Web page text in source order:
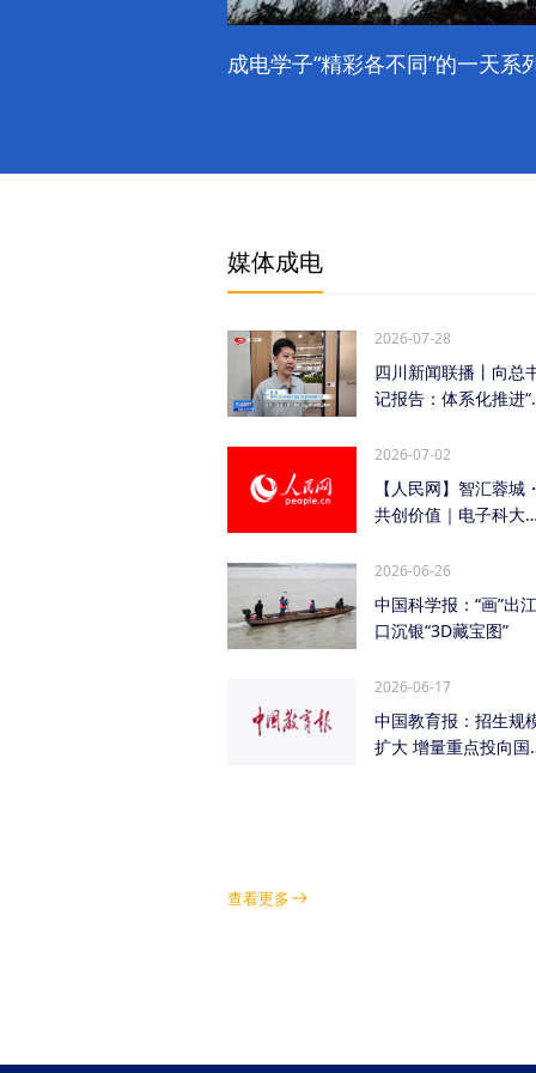
成电学子“精彩各不同”的一天系
媒体成电
2026-07-28
四川新闻联播丨向总
记报告：体系化推进“
2026-07-02
【人民网】智汇蓉城
共创价值｜电子科大
2026-06-26
中国科学报：“画”出江
口沉银“3D藏宝图”
2026-06-17
中国教育报：招生规
扩大 增量重点投向国
查看更多